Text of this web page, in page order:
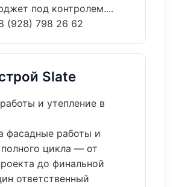
под контролем....
(928) 798 26 62
Slate
и утепление в
фасадные работы и
цикла — от
до финальной
ответственный